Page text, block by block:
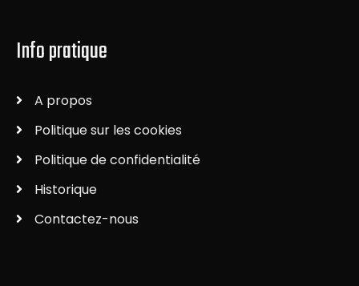
Info pratique
A propos
Politique sur les cookies
Politique de confidentialité
Historique
Contactez-nous